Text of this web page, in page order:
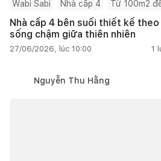
Wabi Sabi Nhà cấp 4 Từ 100m2
Nhà cấp 4 bên suối thiết kế
sống chậm giữa thiên nhiên
27/06/2026, lúc 10:00 1
Nguyễn Thu Hằng